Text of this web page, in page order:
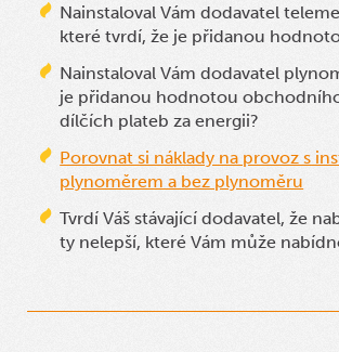
Nainstaloval Vám dodavatel
které tvrdí, že je přidanou
Nainstaloval Vám dodavatel
je přidanou hodnotou
dílčích plateb za energii?
Porovnat si náklady na provoz s
plynoměrem a bez plynoměru
Tvrdí Váš stávající dodavatel, že
ty nelepší, které Vám může